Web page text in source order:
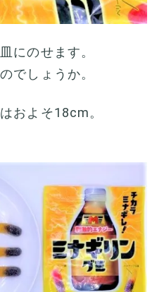
にのせます。
でしょうか。
およそ18cm。